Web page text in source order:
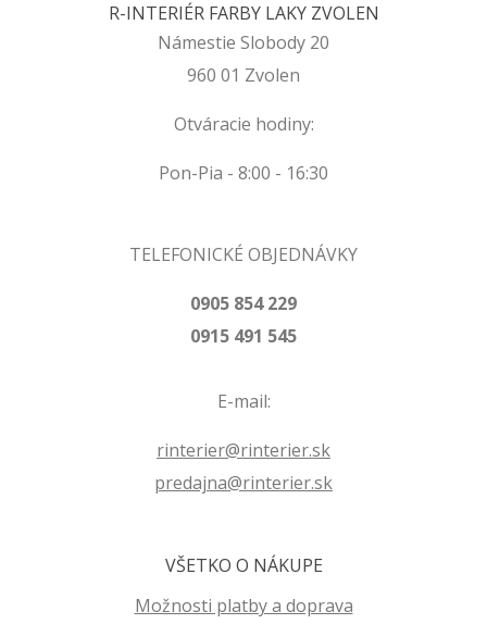
R-INTERIÉR FARBY LAKY ZVOLEN
Námestie Slobody 20
960 01 Zvolen
Otváracie hodiny:
Pon-Pia - 8:00 - 16:30
TELEFONICKÉ OBJEDNÁVKY
0905 854 229
0915 491 545
E-mail:
rinterier@rinterier.sk
predajna@rinterier.sk
VŠETKO O NÁKUPE
Možnosti platby a doprava